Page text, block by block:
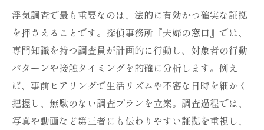
浮気調査で最も重要なのは、法的に有効かつ確実な証拠
を押さえることです。探偵事務所『夫婦の窓口』では、
専門知識を持つ調査員が計画的に行動し、対象者の行動
パターンや接触タイミングを的確に分析します。例え
ば、事前ヒアリングで生活リズムや不審な日時を細かく
把握し、無駄のない調査プランを立案。調査過程では、
写真や動画など第三者にも伝わりやすい証拠を重視し、